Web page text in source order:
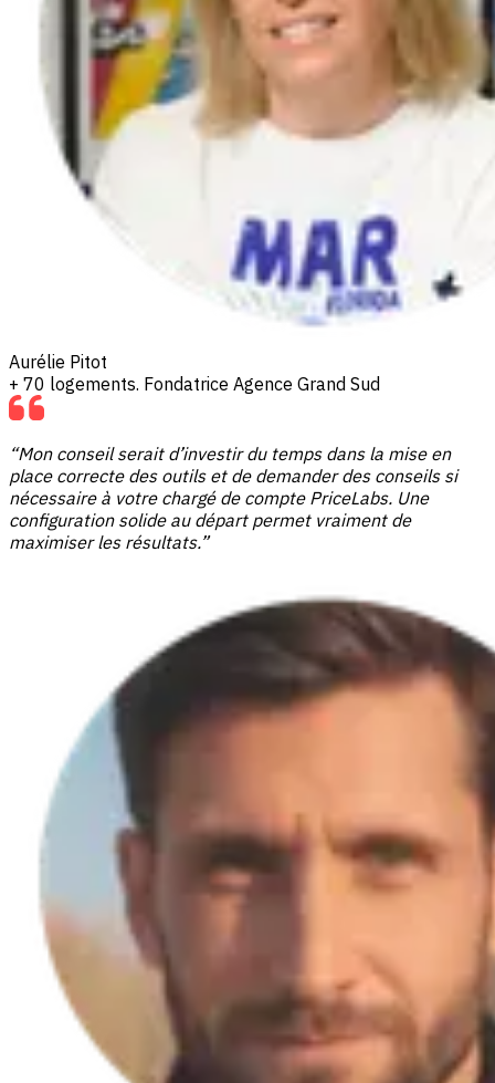
Aurélie Pitot
+ 70 logements. Fondatrice Agence Grand Sud
“Mon conseil serait d’investir du temps dans la mise en
place correcte des outils et de demander des conseils si
nécessaire à votre chargé de compte PriceLabs. Une
configuration solide au départ permet vraiment de
maximiser les résultats.”